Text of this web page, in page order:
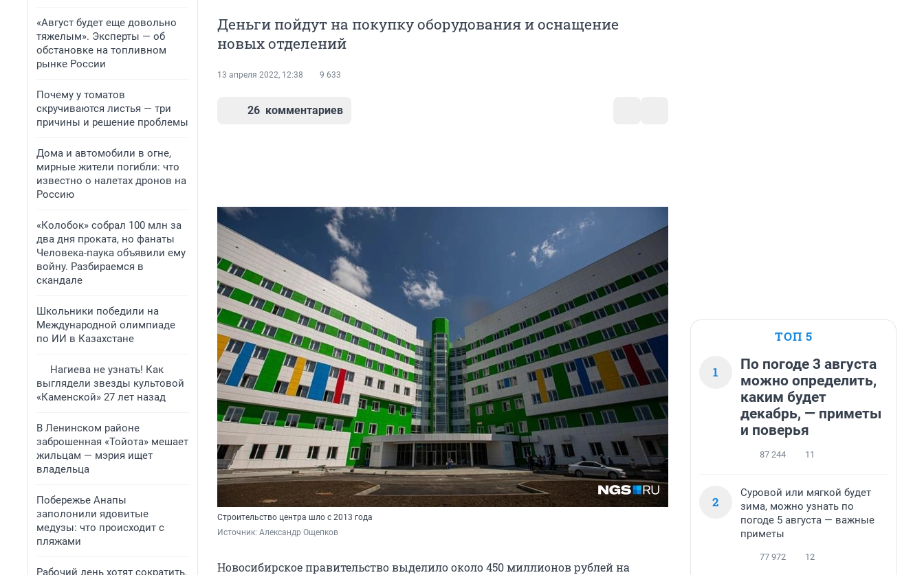
«Август будет еще довольно
тяжелым». Эксперты — об
обстановке на топливном
рынке России
Почему у томатов
скручиваются листья — три
причины и решение проблемы
Дома и автомобили в огне,
мирные жители погибли: что
известно о налетах дронов на
Россию
«Колобок» собрал 100 млн за
два дня проката, но фанаты
Человека-паука объявили ему
войну. Разбираемся в
скандале
Школьники победили на
Международной олимпиаде
по ИИ в Казахстане
Нагиева не узнать! Как
выглядели звезды культовой
«Каменской» 27 лет назад
В Ленинском районе
заброшенная «Тойота» мешает
жильцам — мэрия ищет
владельца
Побережье Анапы
заполонили ядовитые
медузы: что происходит с
пляжами
Рабочий день хотят сократить,
Деньги пойдут на покупку оборудования и оснащение
новых отделений
13 апреля 2022, 12:38 9 633
26 комментариев
Строительство центра шло с 2013 года
Источник: Александр Ощепков
Новосибирское правительство выделило около 450 миллионов рублей на
ТОП 5
1
По погоде 3 августа
можно определить,
каким будет
декабрь, — приметы
и поверья
87 244 11
2
Суровой или мягкой будет
зима, можно узнать по
погоде 5 августа — важные
приметы
77 972 12